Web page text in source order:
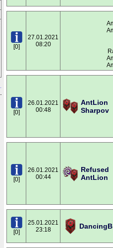
[0]
27.01.2021
08:20
[0]
26.01.2021
00:48
AntLion
Sharpov
[0]
26.01.2021
00:44
Refused
AntLion
[0]
25.01.2021
23:18